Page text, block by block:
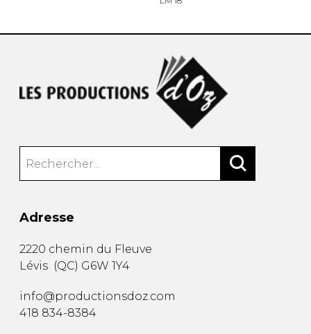
Adresse
2220 chemin du Fleuve
Lévis (QC) G6W 1Y4
info@productionsdoz.com
418 834-8384